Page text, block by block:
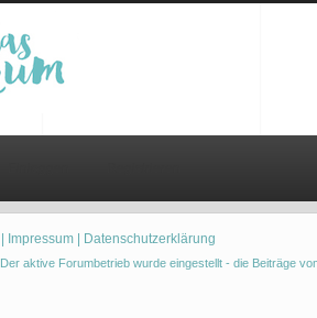
| Impressum | Datenschutzerklärung
Der aktive Forumbetrieb wurde eingestellt - die Beiträge